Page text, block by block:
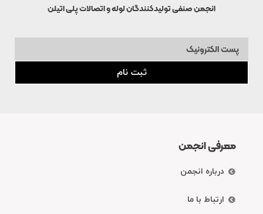
انجمن صنفی تولیدکنندگان لوله و اتصالات پلی اتیلن
ثبت نام
معرفی انجمن
درباره انجمن
ارتباط با ما